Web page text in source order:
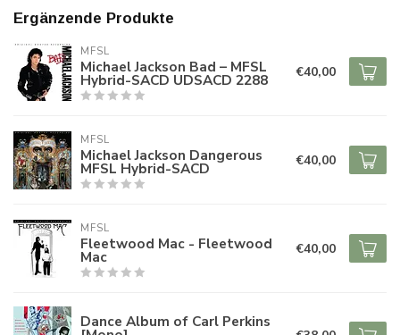
Ergänzende Produkte
MFSL
Michael Jackson Bad – MFSL
Hybrid-SACD UDSACD 2288 €40,00
MFSL
Michael Jackson Dangerous
MFSL Hybrid-SACD €40,00
MFSL
Fleetwood Mac - Fleetwood
Mac €40,00
Dance Album of Carl Perkins